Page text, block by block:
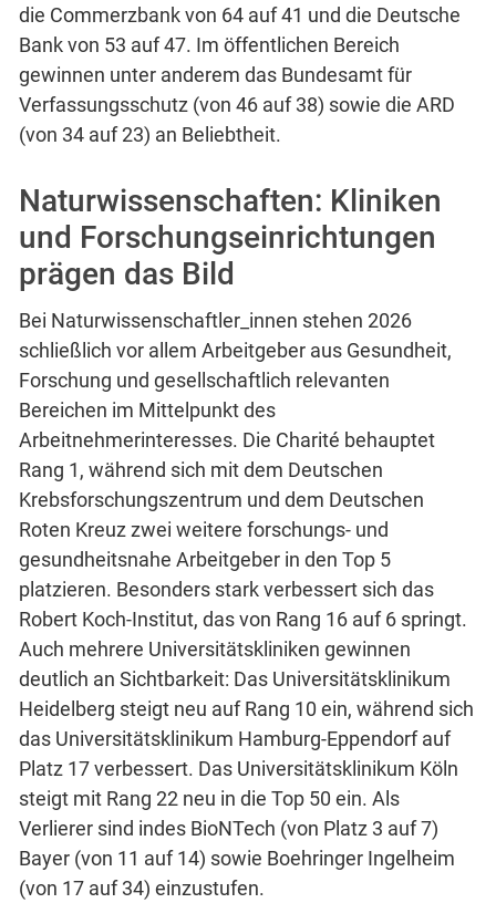
die Commerzbank von 64 auf 41 und die Deutsche
Bank von 53 auf 47. Im öffentlichen Bereich
gewinnen unter anderem das Bundesamt für
Verfassungsschutz (von 46 auf 38) sowie die ARD
(von 34 auf 23) an Beliebtheit.
Naturwissenschaften: Kliniken
und Forschungseinrichtungen
prägen das Bild
Bei Naturwissenschaftler_innen stehen 2026
schließlich vor allem Arbeitgeber aus Gesundheit,
Forschung und gesellschaftlich relevanten
Bereichen im Mittelpunkt des
Arbeitnehmerinteresses. Die Charité behauptet
Rang 1, während sich mit dem Deutschen
Krebsforschungszentrum und dem Deutschen
Roten Kreuz zwei weitere forschungs- und
gesundheitsnahe Arbeitgeber in den Top 5
platzieren. Besonders stark verbessert sich das
Robert Koch-Institut, das von Rang 16 auf 6 springt.
Auch mehrere Universitätskliniken gewinnen
deutlich an Sichtbarkeit: Das Universitätsklinikum
Heidelberg steigt neu auf Rang 10 ein, während sich
das Universitätsklinikum Hamburg-Eppendorf auf
Platz 17 verbessert. Das Universitätsklinikum Köln
steigt mit Rang 22 neu in die Top 50 ein. Als
Verlierer sind indes BioNTech (von Platz 3 auf 7)
Bayer (von 11 auf 14) sowie Boehringer Ingelheim
(von 17 auf 34) einzustufen.